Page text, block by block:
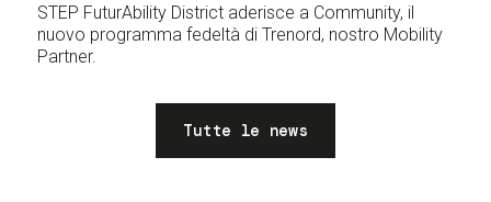
STEP FuturAbility District aderisce a Community, il
nuovo programma fedeltà di Trenord, nostro Mobility
Partner.
Tutte le news